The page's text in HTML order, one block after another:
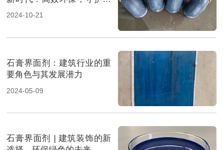
属品质新选择
2024-10-21
石膏界面剂：建筑行业的重
要角色与其发展潜力
2024-05-09
石膏界面剂 | 建筑装饰的新